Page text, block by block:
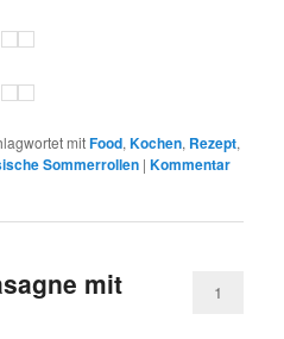
mitFood,Kochen, Rezept,
Sommerrollen |Kommentar
mit
1